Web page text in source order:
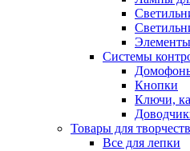
Системы
Кнопки
Ключи,
Товары для
Все для лепки